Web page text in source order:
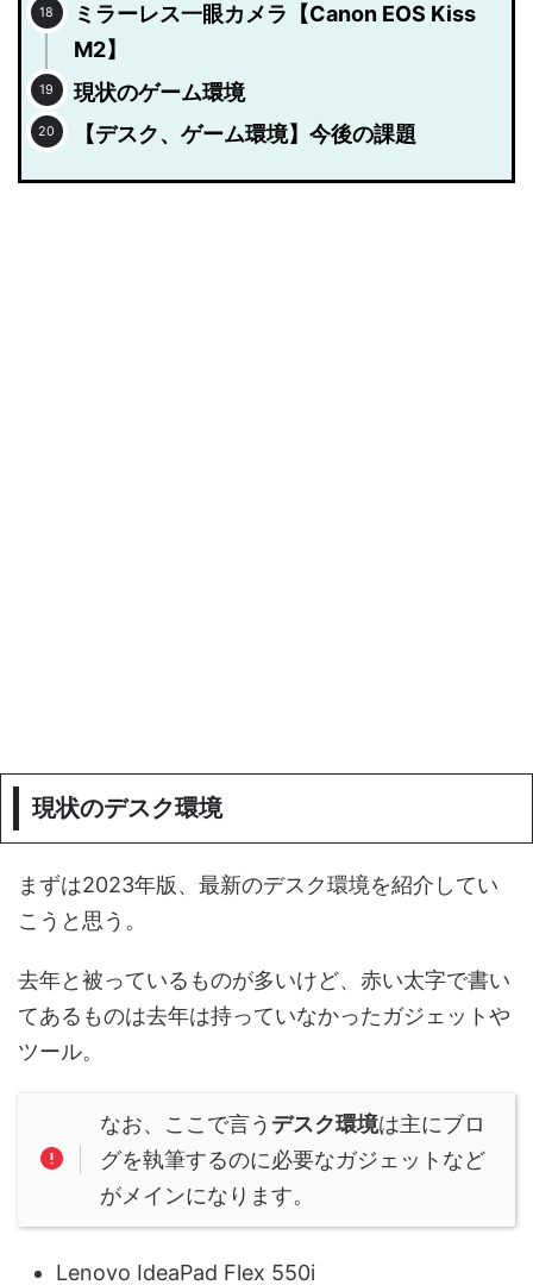
ミラーレス一眼カメラ【Canon EOS Kiss
M2】
現状のゲーム環境
【デスク、ゲーム環境】今後の課題
現状のデスク環境
まずは2023年版、最新のデスク環境を紹介してい
こうと思う。
去年と被っているものが多いけど、赤い太字で書い
てあるものは去年は持っていなかったガジェットや
ツール。
なお、ここで言う デスク環境は主にブロ
グを執筆するのに必要なガジェットなど
がメインになります。
Lenovo IdeaPad Flex 550i